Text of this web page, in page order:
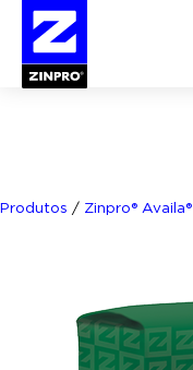
Produtos / Zinpro® Availa®